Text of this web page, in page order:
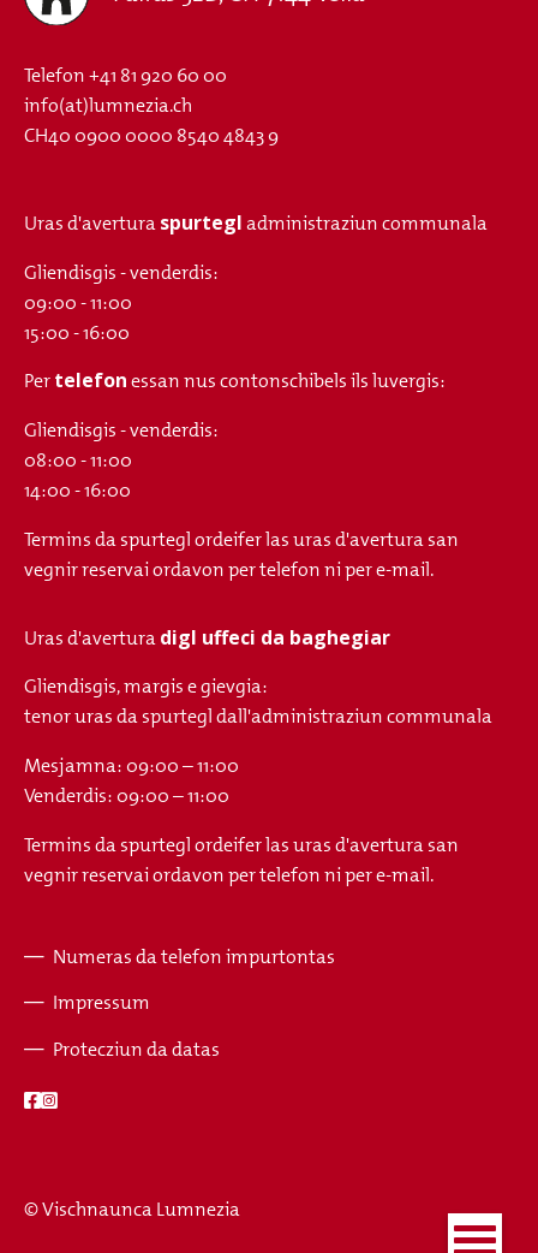
Telefon+41 81 920 60 00
info(at)lumnezia.ch
CH40 0900 0000 8540 4843 9
Uras d'averturaspurtegladministraziun communala
Gliendisgis - venderdis:
09:00 - 11:00
15:00 - 16:00
Pertelefonessan nus contonschibels ils luvergis:
Gliendisgis - venderdis:
08:00 - 11:00
14:00 - 16:00
Termins da spurtegl ordeifer las uras d'avertura san
vegnir reservai ordavon per telefon ni per e-mail.
Uras d'averturadigl uffeci da baghegiar
Gliendisgis, margis e gievgia:
tenor uras da spurtegl dall'administraziun communala
Mesjamna: 09:00 – 11:00
Venderdis: 09:00 – 11:00
Termins da spurtegl ordeifer las uras d'avertura san
vegnir reservai ordavon per telefon ni per e-mail.
Numeras da telefon impurtontas
Impressum
Protecziun da datas
© Vischnaunca Lumnezia